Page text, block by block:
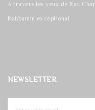
A travers les yeux de Rav
Rabbanim exceptional
NEWSLETTER